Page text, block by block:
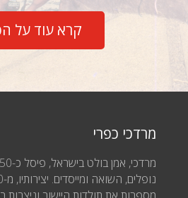
קרא עוד על
מרדכי כפרי